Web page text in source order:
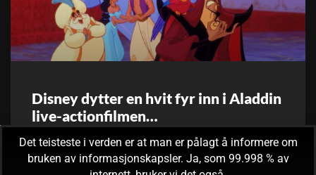
Disney dytter en hvit fyr inn i Aladdin
live-actionfilmen…
Disney har de siste årene begynt å lage live-actionutgaver
av sine klassiske animerte filmer. Noen av filmene de har
Det teisteste i verden er at man er pålagt å informere om
bruken av informasjonskapsler. Ja, som 99.998 % av